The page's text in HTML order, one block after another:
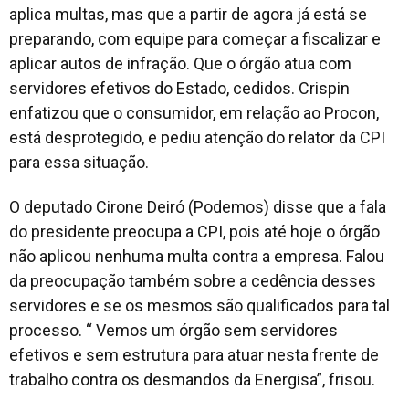
aplica multas, mas que a partir de agora já está se
preparando, com equipe para começar a fiscalizar e
aplicar autos de infração. Que o órgão atua com
servidores efetivos do Estado, cedidos. Crispin
enfatizou que o consumidor, em relação ao Procon,
está desprotegido, e pediu atenção do relator da CPI
para essa situação.
O deputado Cirone Deiró (Podemos) disse que a fala
do presidente preocupa a CPI, pois até hoje o órgão
não aplicou nenhuma multa contra a empresa. Falou
da preocupação também sobre a cedência desses
servidores e se os mesmos são qualificados para tal
processo. “ Vemos um órgão sem servidores
efetivos e sem estrutura para atuar nesta frente de
trabalho contra os desmandos da Energisa”, frisou.